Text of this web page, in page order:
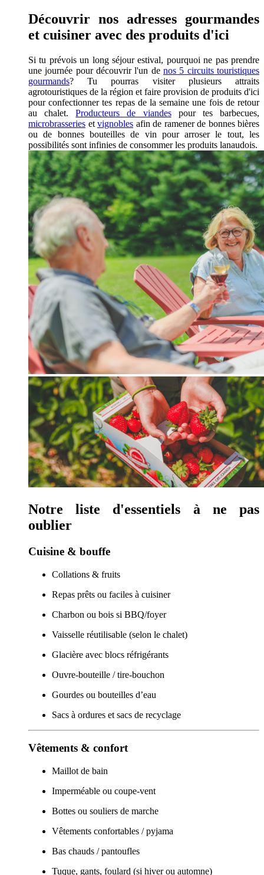
Découvrir nos adresses gourmandes
et cuisiner avec des produits d'ici
Si tu prévois un long séjour estival, pourquoi ne pas prendre
une journée pour découvrir l'un de nos 5 circuits touristiques
gourmands? Tu pourras visiter plusieurs attraits
agrotouristiques de la région et faire provision de produits d'ici
pour confectionner tes repas de la semaine une fois de retour
au chalet.Producteurs de viandespour tes barbecues,
microbrasseries et vignobles afin de ramener de bonnes bières
ou de bonnes bouteilles de vin pour arroser le tout, les
possibilités sont infinies de consommer les produits lanaudois.
Notre liste d'essentiels à ne pas
oublier
Cuisine & bouffe
Collations & fruits
Repas prêts ou faciles à cuisiner
Charbon ou bois si BBQ/foyer
Vaisselle réutilisable (selon le chalet)
Glacière avec blocs réfrigérants
Ouvre-bouteille / tire-bouchon
Gourdes ou bouteilles d’eau
Sacs à ordures et sacs de recyclage
Vêtements & confort
Maillot de bain
Imperméable ou coupe-vent
Bottes ou souliers de marche
Vêtements confortables / pyjama
Bas chauds / pantoufles
Tuque, gants, foulard (si hiver ou automne)